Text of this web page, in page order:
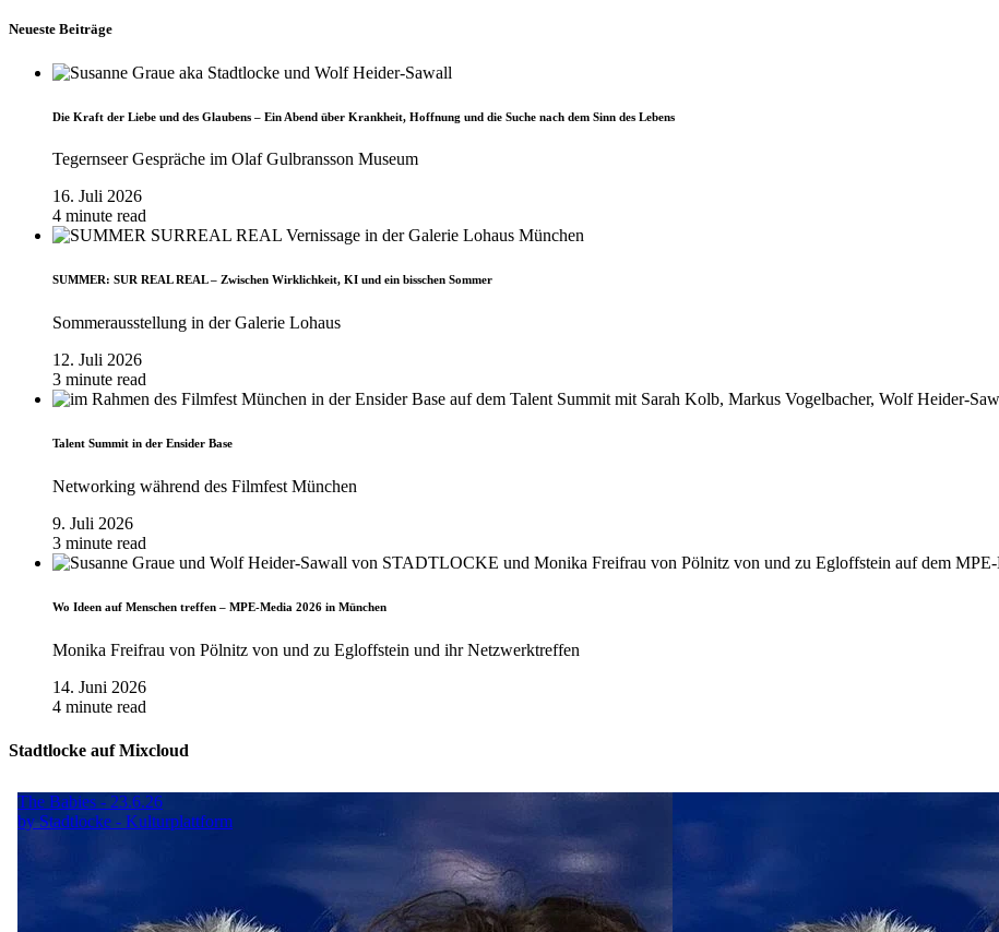
Neueste Beiträge
Die Kraft der Liebe und des Glaubens – Ein Abend über Krankheit, Hoffnung und die Suche nach dem Sinn des Lebens
Tegernseer Gespräche im Olaf Gulbransson Museum
16. Juli 2026
4 minute read
SUMMER: SUR REAL REAL – Zwischen Wirklichkeit, KI und ein bisschen Sommer
Sommerausstellung in der Galerie Lohaus
12. Juli 2026
3 minute read
Talent Summit in der Ensider Base
Networking während des Filmfest München
9. Juli 2026
3 minute read
Wo Ideen auf Menschen treffen – MPE-Media 2026 in München
Monika Freifrau von Pölnitz von und zu Egloffstein und ihr Netzwerktreffen
14. Juni 2026
4 minute read
Stadtlocke auf Mixcloud